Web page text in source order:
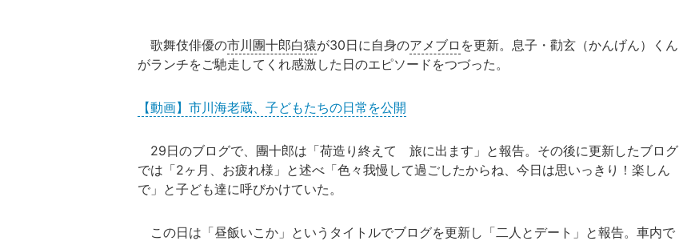
歌舞伎俳優の市川團十郎白猿が30日に自身のアメブロ を更新。息子・勸玄（かんげん）くん
がランチをご馳走してくれ感激した日のエピソードをつづった。
【動画】市川海老蔵、子どもたちの日常を公開
29日のブログで、團十郎は「荷造り終えて 旅に出ます」と報告。その後に更新したブログ
では「2ヶ月、お疲れ様」と述べ「色々我慢して過ごしたからね、今日は思いっきり！楽しん
で」と子ども達に呼びかけていた。
この日は「昼飯いこか」というタイトルでブログを更新し「二人とデート」と報告。車内で